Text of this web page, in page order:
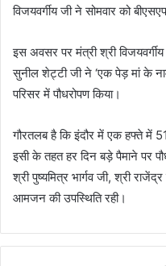
विजयवर्गीय जी ने सोमवार को
इस अवसर पर मंत्री श्री
सुनील शेट्टी जी ने ‘एक पेड़ मां के
परिसर में पौधरोपण किया।
गौरतलब है कि इंदौर में एक हफ्ते में
इसी के तहत हर दिन बड़े पैमाने पर
श्री पुष्यमित्र भार्गव जी, श्री
आमजन की उपस्थिति रही।